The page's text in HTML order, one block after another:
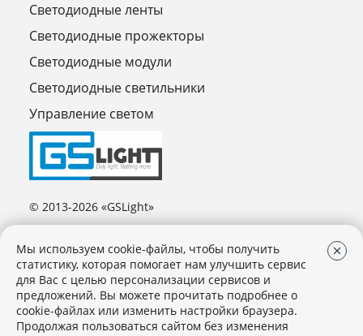
Мы используем cookie-файлы, чтобы получить
статистику, которая помогает нам улучшить сервис
для Вас с целью персонализации сервисов и
предложений. Вы можете прочитать подробнее о
cookie-файлах или изменить настройки браузера.
Продолжая пользоваться сайтом без изменения
Светодиодные ленты
Светодиодные прожекторы
Светодиодные модули
Светодиодные светильники
Управление светом
© 2013-2026 «GSLight»